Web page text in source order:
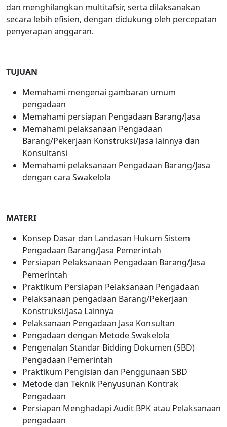
dan menghilangkan multitafsir, serta dilaksanakan
secara lebih efisien, dengan didukung oleh percepatan
penyerapan anggaran.
TUJUAN
Memahami mengenai gambaran umum
pengadaan
Memahami persiapan Pengadaan Barang/Jasa
Memahami pelaksanaan Pengadaan
Barang/Pekerjaan Konstruksi/Jasa lainnya dan
Konsultansi
Memahami pelaksanaan Pengadaan Barang/Jasa
dengan cara Swakelola
MATERI
Konsep Dasar dan Landasan Hukum Sistem
Pengadaan Barang/Jasa Pemerintah
Persiapan Pelaksanaan Pengadaan Barang/Jasa
Pemerintah
Praktikum Persiapan Pelaksanaan Pengadaan
Pelaksanaan pengadaan Barang/Pekerjaan
Konstruksi/Jasa Lainnya
Pelaksanaan Pengadaan Jasa Konsultan
Pengadaan dengan Metode Swakelola
Pengenalan Standar Bidding Dokumen (SBD)
Pengadaan Pemerintah
Praktikum Pengisian dan Penggunaan SBD
Metode dan Teknik Penyusunan Kontrak
Pengadaan
Persiapan Menghadapi Audit BPK atau Pelaksanaan
pengadaan